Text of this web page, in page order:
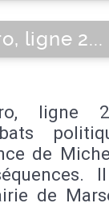
ligne 2...
ligne
de
de